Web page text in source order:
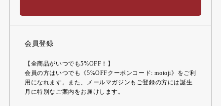
会員登録
【全商品がいつでも5%OFF！】
会員の方はいつでも《5%OFFクーポンコード: motoji》をご利
用になれます。また、メールマガジンもご登録の方には誕生
月に特別なご案内をお届けします。